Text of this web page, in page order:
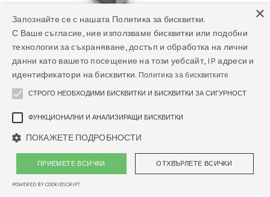
C6-2P Конвексен трансдюсер
×
Запознайте се с нашата Политика за бисквитки.
С Ваше съгласие, ние използваме бисквитки или подобни
технологии за съхраняване, достъп и обработка на лични
данни като вашето посещение на този уебсайт, IP адреси и
идентификатори на бисквитки. Политика за бисквитките
СТРОГО НЕОБХОДИМИ БИСКВИТКИ И БИСКВИТКИ ЗА СИГУРНОСТ
ФУНКЦИОНАЛНИ И АНАЛИЗИРАЩИ БИСКВИТКИ
ПОКАЖЕТЕ ПОДРОБНОСТИ
ПРИЕМЕТЕ ВСИЧКИ ОТХВЪРЛЕТЕ ВСИЧКИ
POWERED BY COOKIESCRIPT